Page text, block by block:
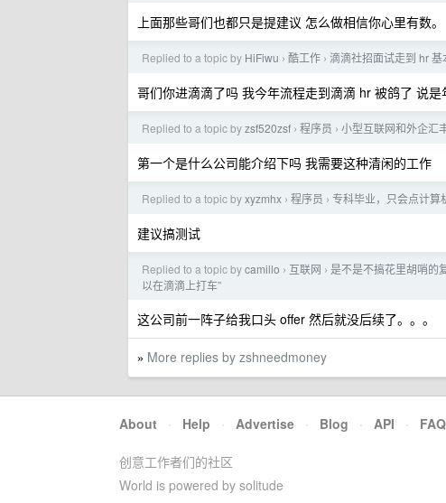
上面那些哥们也都只是提建议 怎么做相信你心里有数。
Replied to a topic by HiFiwu › 酷工作 › 滴滴社招面试走到 hr 基
哥们你进滴滴了吗 我今年流程走到滴滴 hr 被鸽了 说是
Replied to a topic byzsf520zsf › 程序员 › 小型互联网和外企汇
第一个是什么公司能介绍下吗 我需要这种清闲的工作
Replied to a topic byxyzmhx › 程序员 › 专科毕业，只会点计算
建议搞测试
Replied to a topic bycamillo › 互联网 › 是不是不搞花里胡哨的
以在滴滴上打车”
这公司前一阵子给我口头 offer 然后就没后续了。。。
» More replies by zshneedmoney
About · Help · Advertise · Blog · API · FAQ
创意工作者们的社区
World is powered by solitude